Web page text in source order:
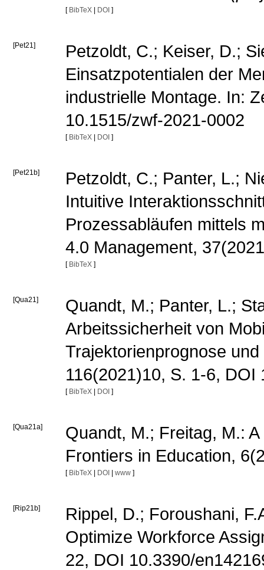
[ BibTeX| DOI ]
[Pet21]
Petzoldt, C.; Keiser, D.;
Einsatzpotentialen der
industrielle Montage. In:
10.1515/zwf-2021-0002
[ BibTeX| DOI ]
[Pet21b]
Petzoldt, C.; Panter, L.;
Intuitive
Prozessabläufen mittels
4.0 Management,
[ BibTeX ]
[Qua21]
Quandt, M.; Panter, L.;
Arbeitssicherheit von
Trajektorienprognose
116(2021)10, S. 1-6,
[ BibTeX| DOI ]
[Qua21a]
Quandt, M.; Freitag, M.:
Frontiers in Education,
[ BibTeX| DOI www ]
[Rip21b]
Rippel, D.; Foroushani,
Optimize Workforce
22, DOI 10.3390/